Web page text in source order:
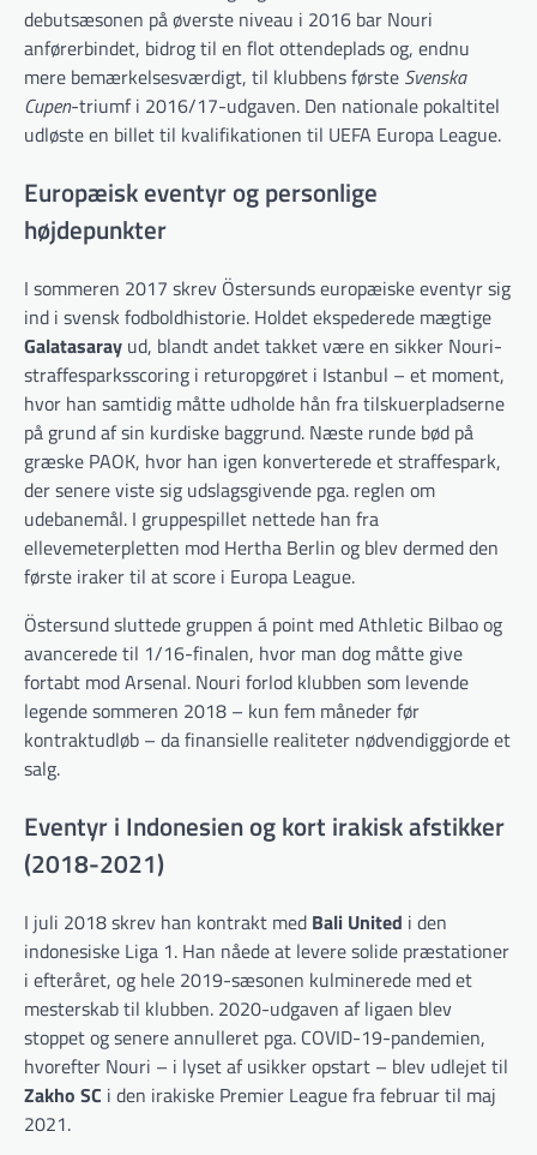
debutsæsonen på øverste niveau i 2016 bar Nouri
anførerbindet, bidrog til en flot ottendeplads og, endnu
mere bemærkelsesværdigt, til klubbens første Svenska
Cupen-triumf i 2016/17-udgaven. Den nationale pokaltitel
udløste en billet til kvalifikationen til UEFA Europa League.
Europæisk eventyr og personlige
højdepunkter
I sommeren 2017 skrev Östersunds europæiske eventyr sig
ind i svensk fodboldhistorie. Holdet ekspederede mægtige
Galatasaray ud, blandt andet takket være en sikker Nouri-
straffesparksscoring i returopgøret i Istanbul – et moment,
hvor han samtidig måtte udholde hån fra tilskuerpladserne
på grund af sin kurdiske baggrund. Næste runde bød på
græske PAOK, hvor han igen konverterede et straffespark,
der senere viste sig udslagsgivende pga. reglen om
udebanemål. I gruppespillet nettede han fra
ellevemeterpletten mod Hertha Berlin og blev dermed den
første iraker til at score i Europa League.
Östersund sluttede gruppen á point med Athletic Bilbao og
avancerede til 1/16-finalen, hvor man dog måtte give
fortabt mod Arsenal. Nouri forlod klubben som levende
legende sommeren 2018 – kun fem måneder før
kontraktudløb – da finansielle realiteter nødvendiggjorde et
salg.
Eventyr i Indonesien og kort irakisk afstikker
(2018-2021)
I juli 2018 skrev han kontrakt med Bali United i den
indonesiske Liga 1. Han nåede at levere solide præstationer
i efteråret, og hele 2019-sæsonen kulminerede med et
mesterskab til klubben. 2020-udgaven af ligaen blev
stoppet og senere annulleret pga. COVID-19-pandemien,
hvorefter Nouri – i lyset af usikker opstart – blev udlejet til
Zakho SC i den irakiske Premier League fra februar til maj
2021.